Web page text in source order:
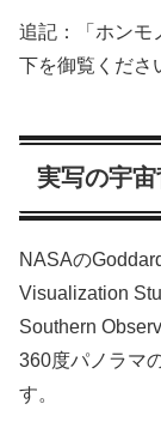
追記：「ホンモ
下を御覧くださ
実写の宇
NASAの
Visualization
Southern
360度パノラマ
す。